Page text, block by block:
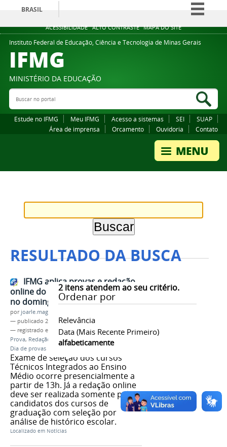
ACESSIBILIDADE ALTO CONTRASTE MAPA DO SITE
BRASIL
Simplifique!
Comunica BR
Legislação
Instituto Federal de Educação, Ciência e Tecnologia de Minas Gerais
IFMG
MINISTÉRIO DA EDUCAÇÃO
Buscar no portal
Estude no IFMG Meu IFMG Acesso a sistemas SEI
SUAP
Área de imprensa
Orcamento Ouvidoria Contato
RESULTADO DA BUSCA
2itens atendem ao seu critério.
Ordenar por
Relevância
Data (mais Recente Primeiro)
alfabeticamente
IFMG aplica provas e redação
online do Processo Seletivo 2026
no domingo, 26/10
por joarle.magalhaes
— publicado 23/10/2025
— registrado em:
Processo Seletivo,Vestibular,
Prova, Redação online ,Processo Seletivo 2026
Dia de provas
Exame de seleção dos cursos
Técnicos Integrados ao Ensino
Médio ocorre presencialmente a
partir de 13h. Já a redação online
deve ser realizada somente pelos
candidatos dos cursos de
graduação com seleção por
análise de histórico escolar.
Localizado em Notícias